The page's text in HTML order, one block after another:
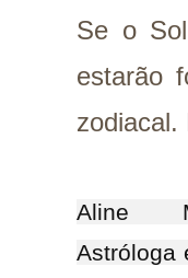
Se o
estarão
zodiacal.
Aline
Astróloga